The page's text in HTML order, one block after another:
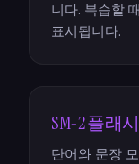
니다. 복습할
표시됩니다.
SM-2 플래
단어와 문장